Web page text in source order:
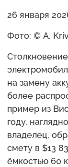
26 января
Фото: © A.
на замену
более
пример из
году,
владелец,
смету в $13
ёмкостью 60